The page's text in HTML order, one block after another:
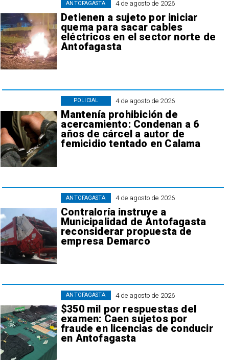
4 de agosto de 2026
Detienen a sujeto por iniciar
quema para sacar cables
eléctricos en el sector norte de
Antofagasta
ANTOFAGASTA
4 de agosto de 2026
Mantenía prohibición de
acercamiento: Condenan a 6
años de cárcel a autor de
femicidio tentado en Calama
POLICIAL
4 de agosto de 2026
Contraloría instruye a
Municipalidad de Antofagasta
reconsiderar propuesta de
empresa Demarco
ANTOFAGASTA
4 de agosto de 2026
$350 mil por respuestas del
examen: Caen sujetos por
fraude en licencias de conducir
en Antofagasta
ANTOFAGASTA